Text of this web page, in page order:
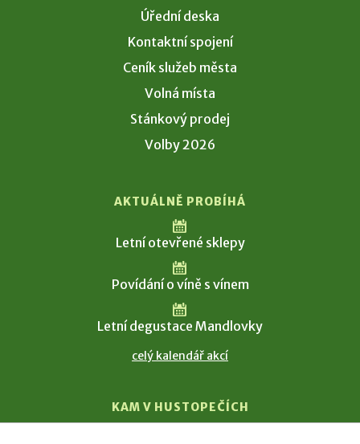
Úřední deska
Kontaktní spojení
Ceník služeb města
Volná místa
Stánkový prodej
Volby 2026
AKTUÁLNĚ PROBÍHÁ
Letní otevřené sklepy
Povídání o víně s vínem
Letní degustace Mandlovky
celý kalendář akcí
KAM V HUSTOPEČÍCH